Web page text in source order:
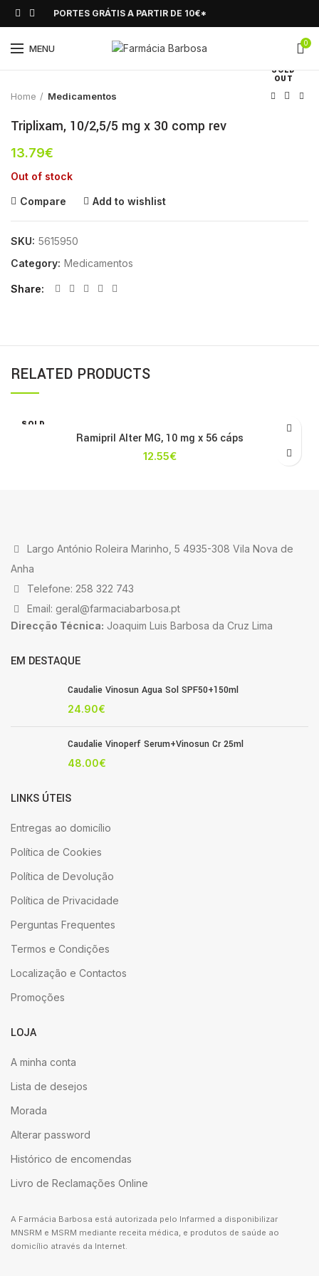
PORTES GRÁTIS A PARTIR DE 10€*
MENU 0
SOLD
OUT
Click to enlarge
Home Medicamentos
Triplixam, 10/2,5/5 mg x 30 comp rev
13.79€
Out of stock
Compare Add to wishlist
SKU: 5615950
Category: Medicamentos
Share
RELATED PRODUCTS
SOLD
Ramipril Alter MG, 10 mg x 56 cáps
12.55€
Largo António Roleira Marinho, 5 4935-308 Vila Nova de
Anha
Telefone: 258 322 743
Email: geral@farmaciabarbosa.pt
Direcção Técnica: Joaquim Luis Barbosa da Cruz Lima
EM DESTAQUE
Caudalie Vinosun Agua Sol SPF50+150ml
24.90€
Caudalie Vinoperf Serum+Vinosun Cr 25ml
48.00€
LINKS ÚTEIS
Entregas ao domicílio
Política de Cookies
Política de Devolução
Política de Privacidade
Perguntas Frequentes
Termos e Condições
Localização e Contactos
Promoções
LOJA
A minha conta
Lista de desejos
Morada
Alterar password
Histórico de encomendas
Livro de Reclamações Online
A Farmácia Barbosa está autorizada pelo Infarmed a disponibilizar
MNSRM e MSRM mediante receita médica, e produtos de saúde ao
domicílio através da Internet.